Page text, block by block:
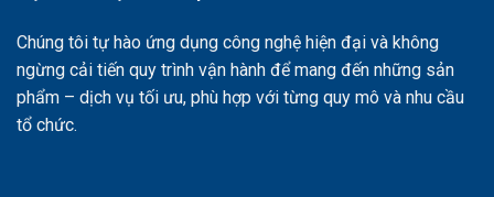
Chúng tôi tự hào ứng dụng công nghệ hiện đại và không
ngừng cải tiến quy trình vận hành để mang đến những sản
phẩm – dịch vụ tối ưu, phù hợp với từng quy mô và nhu cầu
tổ chức.